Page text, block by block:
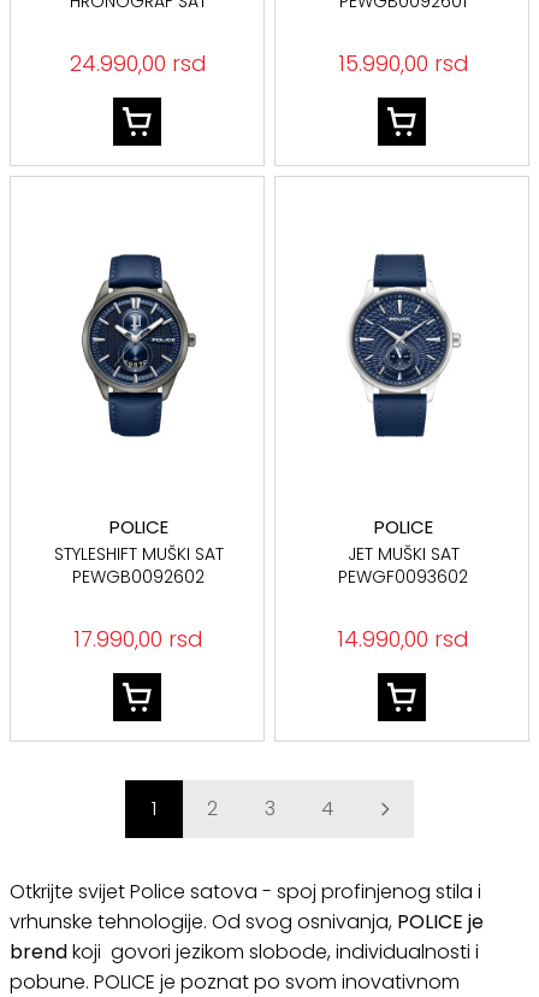
24.990,00 rsd 15.990,00 rsd
POLICE
STYLESHIFT MUŠKI SAT
PEWGB0092602
17.990,00 rsd
POLICE
JET MUŠKI SAT
PEWGF0093602
14.990,00 rsd
1 2 3 4
Otkrijte svijet Police satova - spoj profinjenog stila i
vrhunske tehnologije. Od svog osnivanja, POLICE je
brendkoji govori jezikom slobode, individualnosti i
pobune. POLICE je poznat po svom inovativnom